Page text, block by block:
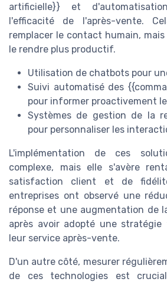
artificielle}} et
l'efficacité de l'après-vente.
remplacer le contact humain,
le rendre plus productif.
Utilisation de chatbots pour
Suivi automatisé des
pour informer proactivement
Systèmes de gestion de la
pour personnaliser les
L'implémentation de ces
complexe, mais elle s'avère
satisfaction client et de
entreprises ont observé une
réponse et une augmentation de
après avoir adopté une stratégie
leur service après-vente.
D'un autre côté, mesurer
de ces technologies est